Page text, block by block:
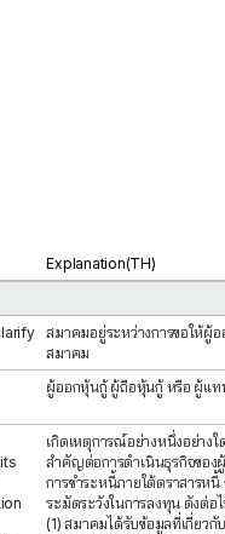
Explanation(TH)
สมาคมอยู่ระหว่างการขอให้ผู้
สมาคม
ผู้ออกหุ้นกู้ ผู้ถือหุ้นกู้ หรือ ผู้แท
เกิดเหตุการณ์อย่างหนึ่งอย่าง
สำคัญต่อการดำเนินธุรกิจของ
การชำระหนี้ภายใต้ตราสารห
ระมัดระวังในการลงทุน ดังต่อ
(1) สมาคมได้รับข้อมูลที่เกี่ยว